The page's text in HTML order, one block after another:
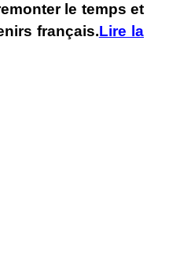
le temps et
français.Lire la